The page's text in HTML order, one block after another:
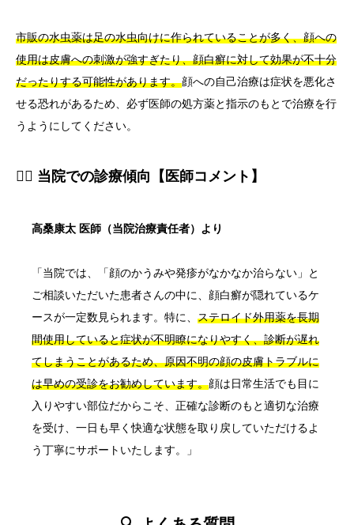
市販の水虫薬は足の水虫向けに作られていることが多く、顔への
使用は皮膚への刺激が強すぎたり、顔白癬に対して効果が不十分
だったりする可能性があります。顔への自己治療は症状を悪化さ
せる恐れがあるため、必ず医師の処方薬と指示のもとで治療を行
うようにしてください。
👨‍⚕️ 当院での診療傾向【医師コメント】
高桑康太 医師（当院治療責任者）より
「当院では、「顔のかうみや発疹がなかなか治らない」と
ご相談いただいた患者さんの中に、顔白癬が隠れているケ
ースが一定数見られます。特に、 ステロイド外用薬を長期
間使用していると症状が不明瞭になりやすく、診断が遅れ
てしまうことがあるため、原因不明の顔の皮膚トラブルに
は早めの受診をお勧めしています。顔は日常生活でも目に
入りやすい部位だからこそ、正確な診断のもと適切な治療
を受け、一日も早く快適な状態を取り戻していただけるよ
う丁寧にサポートいたします。」